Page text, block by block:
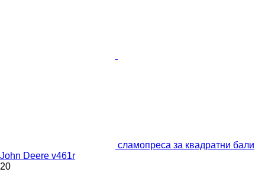
сламопреса за квадратни бали
John Deere v461r
20